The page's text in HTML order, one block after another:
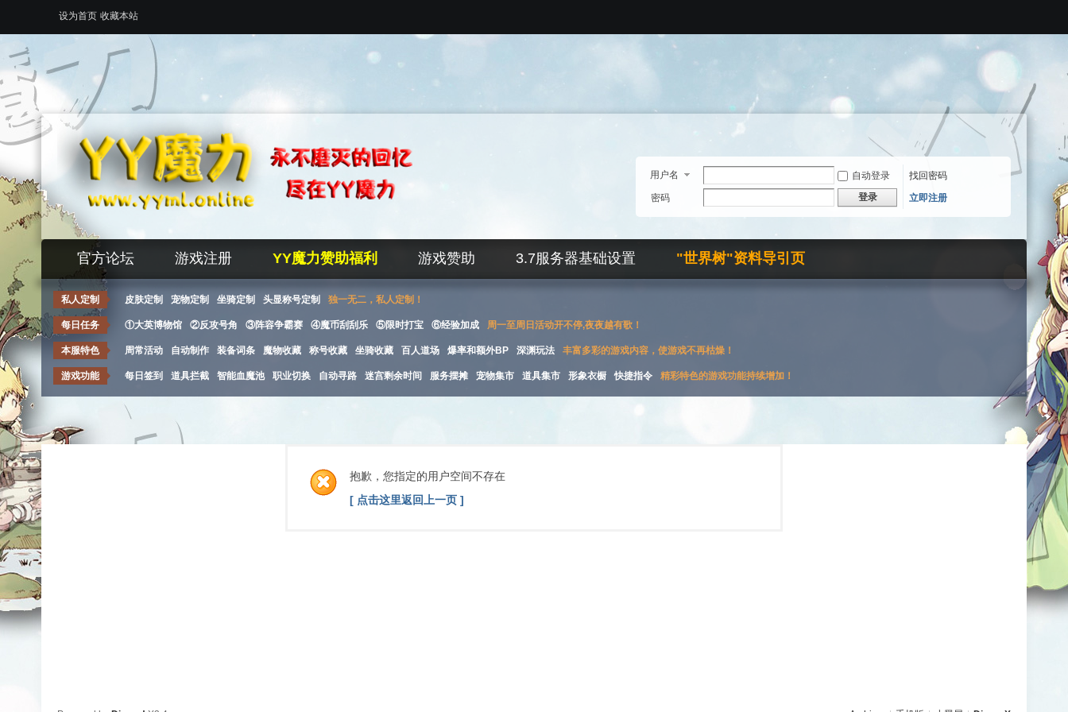
设为首页 收藏本站
用户名 自动登录
找回密码
密码
登录 立即注册
官方论坛 游戏注册 YY魔力赞助福利 游戏赞助 3.7服务器基础设置 "世界树"资料导引页
私人定制 皮肤定制 宠物定制 坐骑定制 头显称号定制 独一无二，私人定制！
每日任务 ①大英博物馆 ②反攻号角 ③阵容争霸赛 ④魔币刮刮乐 ⑤限时打宝 ⑥经验加成 周一至周日活动开不停,夜夜越有歌！
本服特色 周常活动 自动制作 装备词条 魔物收藏 称号收藏 坐骑收藏 百人道场 爆率和额外BP 深渊玩法 丰富多彩的游戏内容，使游戏不再枯燥！
游戏功能 每日签到 道具拦截 智能血魔池 职业切换 自动寻路 迷宫剩余时间 服务摆摊 宠物集市 道具集市 形象衣橱 快捷指令 精彩特色的游戏功能持续增加！
抱歉，您指定的用户空间不存在
[ 点击这里返回上一页 ]